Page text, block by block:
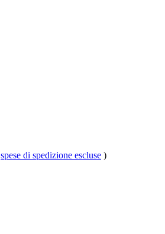
spese di spedizione escluse )